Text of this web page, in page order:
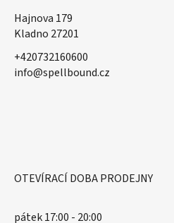
Hajnova 179
Kladno 27201
+420732160600
​info@spellbound.cz
OTEVÍRACÍ DOBA PRODEJNY
pátek 17:00 - 20:00